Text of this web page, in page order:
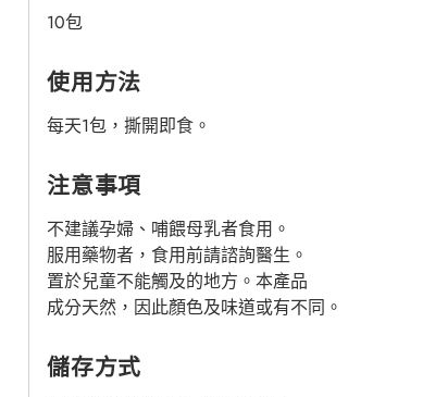
10包
使用方法
每天1包，撕開即食。
注意事項
不建議孕婦、哺餵母乳者食用。
服用藥物者，食用前請諮詢醫生。
置於兒童不能觸及的地方。本產品
成分天然，因此顏色及味道或有不同。
儲存方式